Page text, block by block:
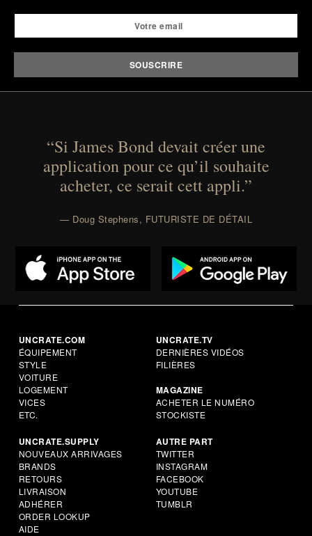
“Si James Bond devait créer une
application pour ce qu’il souhaite
acheter, ce serait cett appli.”
— Doug Stephens, FUTURISTE DE DÉTAIL
UNCRATE.COM
ÉQUIPEMENT
STYLE
VOITURE
LOGEMENT
VICES
ETC.
UNCRATE.TV
DERNIÈRES VIDÉOS
FILIÈRES
MAGAZINE
ACHETER LE NUMÉRO
STOCKISTE
UNCRATE.SUPPLY
NOUVEAUX ARRIVAGES
BRANDS
RETOURS
LIVRAISON
ADHÉRER
ORDER LOOKUP
AIDE
AUTRE PART
TWITTER
INSTAGRAM
FACEBOOK
YOUTUBE
TUMBLR